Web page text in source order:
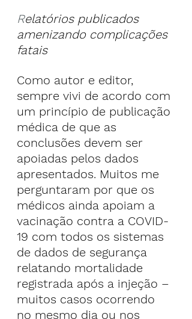
Relatórios publicados
amenizando complicações
fatais
Como autor e editor,
sempre vivi de acordo com
um princípio de publicação
médica de que as
conclusões devem ser
apoiadas pelos dados
apresentados. Muitos me
perguntaram por que os
médicos ainda apoiam a
vacinação contra a COVID-
19 com todos os sistemas
de dados de segurança
relatando mortalidade
registrada após a injeção –
muitos casos ocorrendo
no mesmo dia ou nos